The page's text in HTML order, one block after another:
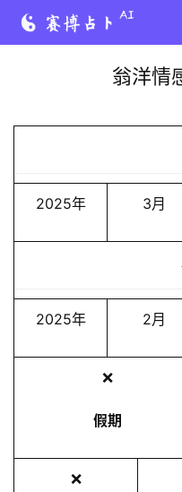
翁洋情
2025年 3月
2025年 2月
❌
假期
❌